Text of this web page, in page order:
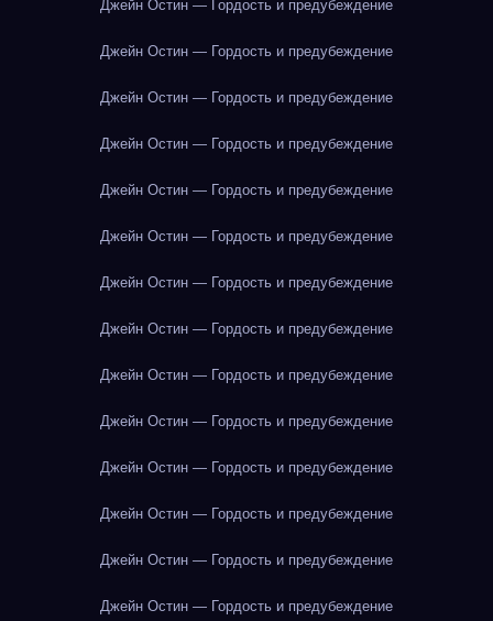
Джейн Остин — Гордость и предубеждение
Джейн Остин — Гордость и предубеждение
Джейн Остин — Гордость и предубеждение
Джейн Остин — Гордость и предубеждение
Джейн Остин — Гордость и предубеждение
Джейн Остин — Гордость и предубеждение
Джейн Остин — Гордость и предубеждение
Джейн Остин — Гордость и предубеждение
Джейн Остин — Гордость и предубеждение
Джейн Остин — Гордость и предубеждение
Джейн Остин — Гордость и предубеждение
Джейн Остин — Гордость и предубеждение
Джейн Остин — Гордость и предубеждение
Джейн Остин — Гордость и предубеждение